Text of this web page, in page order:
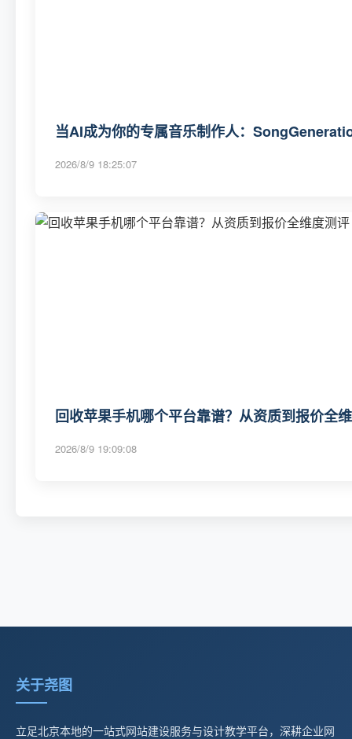
当AI成为你的专属音乐制作人：
2026/8/9 18:25:07
回收苹果手机哪个平台靠谱？从资质到报价全
2026/8/9 19:09:08
关于尧图
立足北京本地的一站式网站建设服务与设计教学平台，深耕企业网